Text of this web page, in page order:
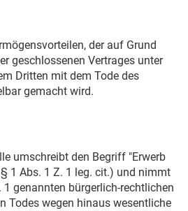
der auf Grund
geschlossenen Vertrages unter
Dritten mit dem Tode des
gemacht wird.
umschreibt den Begriff "Erwerb
1 Abs. 1 Z. 1 leg. cit.) und nimmt
1 genannten bürgerlich-rechtlichen
Todes wegen hinaus wesentliche